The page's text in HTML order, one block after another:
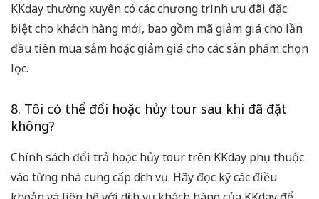
KKday thường xuyên có các chương trình ưu đãi đặc
biệt cho khách hàng mới, bao gồm mã giảm giá cho lần
đầu tiên mua sắm hoặc giảm giá cho các sản phẩm chọn
lọc.
8. Tôi có thể đổi hoặc hủy tour sau khi đã đặt
không?
Chính sách đổi trả hoặc hủy tour trên KKday phụ thuộc
vào từng nhà cung cấp dịch vụ. Hãy đọc kỹ các điều